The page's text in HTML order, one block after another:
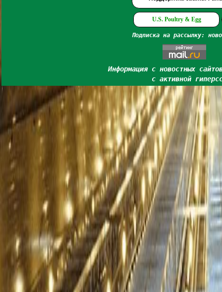
U.S. Poultry & Egg
Подписка на рассылку:
Информация с новостных
с активной